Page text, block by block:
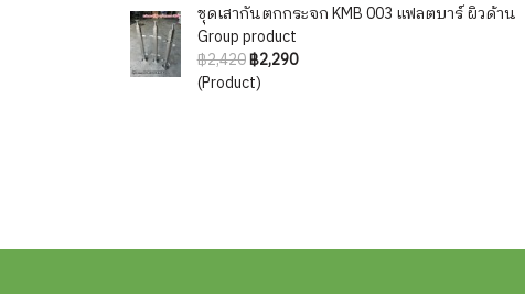
ชุดเสากันตกกระจก KMB 003 แฟลตบาร์ ผิวด้าน
Group product
฿2,420฿2,290
(Product)